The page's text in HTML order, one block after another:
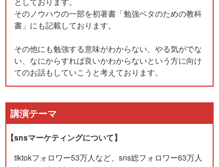
そのノウハウの一部を初著書「勉強ベタのための教科
書」にも記載しております。
その他にも勉強する意味がわからない、やる気がでな
い、なにからすれば良いかわからないという方に向け
てのお話もしていこうと考えております。
講演テーマ
【snsマーケティングについて】
tiktokフォロワー53万人など、sns総フォロワー63万人